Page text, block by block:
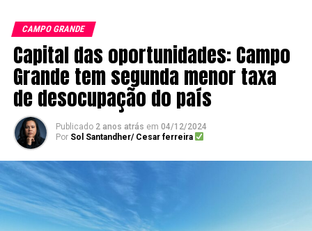
CAMPO GRANDE
Capital das oportunidades: Campo
Grande tem segunda menor taxa
de desocupação do país
Publicado 2 anos atrás em 04/12/2024
Por Sol Santandher/ Cesar ferreira